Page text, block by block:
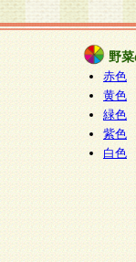
野
赤色
黄色
緑色
紫色
白色